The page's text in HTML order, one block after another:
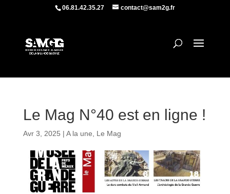
06.81.42.35.27 contact@sam2g.fr
Le Mag N°40 est en ligne !
Avr 3, 2025 | A la une Le Mag